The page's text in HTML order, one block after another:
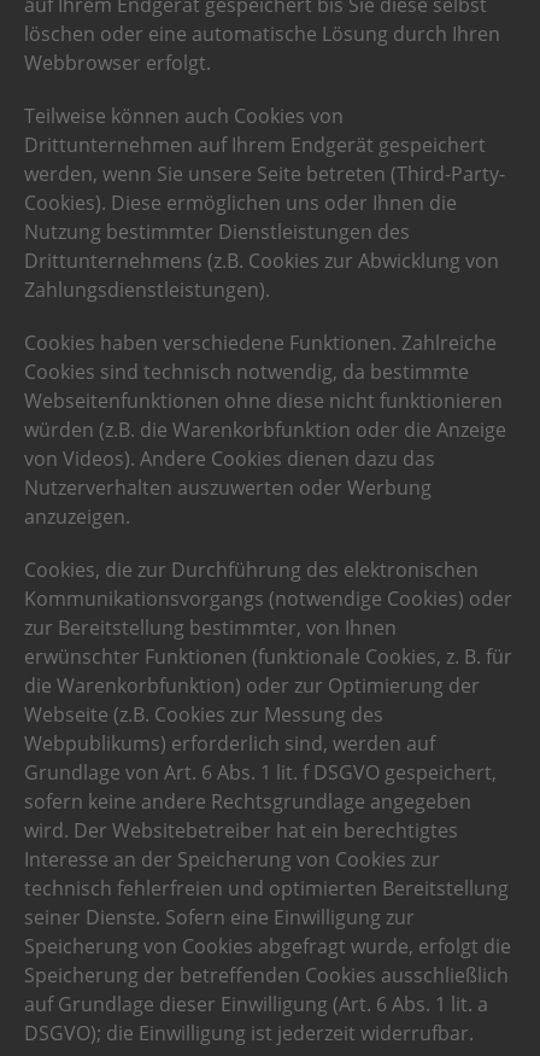
löschen oder eine automatische Lösung durch Ihren
Webbrowser erfolgt.
Teilweise können auch Cookies von
Drittunternehmen auf Ihrem Endgerät gespeichert
werden, wenn Sie unsere Seite betreten (Third-Party-
Cookies). Diese ermöglichen uns oder Ihnen die
Nutzung bestimmter Dienstleistungen des
Drittunternehmens (z.B. Cookies zur Abwicklung von
Zahlungsdienstleistungen).
Cookies haben verschiedene Funktionen. Zahlreiche
Cookies sind technisch notwendig, da bestimmte
Webseitenfunktionen ohne diese nicht funktionieren
würden (z.B. die Warenkorbfunktion oder die Anzeige
von Videos). Andere Cookies dienen dazu das
Nutzerverhalten auszuwerten oder Werbung
anzuzeigen.
Cookies, die zur Durchführung des elektronischen
Kommunikationsvorgangs (notwendige Cookies) oder
zur Bereitstellung bestimmter, von Ihnen
erwünschter Funktionen (funktionale Cookies, z. B. für
die Warenkorbfunktion) oder zur Optimierung der
Webseite (z.B. Cookies zur Messung des
Webpublikums) erforderlich sind, werden auf
Grundlage von Art. 6 Abs. 1 lit. f DSGVO gespeichert,
sofern keine andere Rechtsgrundlage angegeben
wird. Der Websitebetreiber hat ein berechtigtes
Interesse an der Speicherung von Cookies zur
technisch fehlerfreien und optimierten Bereitstellung
seiner Dienste. Sofern eine Einwilligung zur
Speicherung von Cookies abgefragt wurde, erfolgt die
Speicherung der betreffenden Cookies ausschließlich
auf Grundlage dieser Einwilligung (Art. 6 Abs. 1 lit. a
DSGVO); die Einwilligung ist jederzeit widerrufbar.